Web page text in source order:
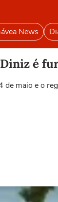
News
é
de maio e o